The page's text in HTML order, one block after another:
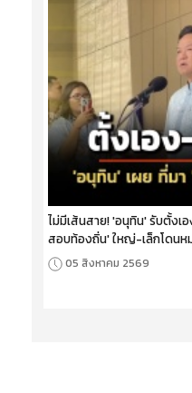
ไม่มีเส้นสาย! 'อนุทิน' รับตั้งเ
สอบท้องถิ่น' ใหญ่-เล็กโดนห
05 สิงหาคม 2569